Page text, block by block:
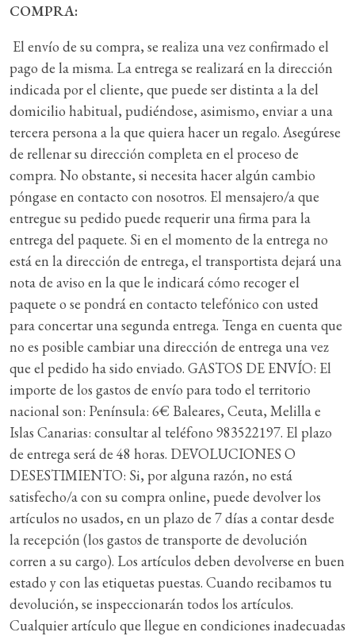
COMPRA:
El envío de su compra, se realiza una vez confirmado el
pago de la misma. La entrega se realizará en la dirección
indicada por el cliente, que puede ser distinta a la del
domicilio habitual, pudiéndose, asimismo, enviar a una
tercera persona a la que quiera hacer un regalo. Asegúrese
de rellenar su dirección completa en el proceso de
compra. No obstante, si necesita hacer algún cambio
póngase en contacto con nosotros. El mensajero/a que
entregue su pedido puede requerir una firma para la
entrega del paquete. Si en el momento de la entrega no
está en la dirección de entrega, el transportista dejará una
nota de aviso en la que le indicará cómo recoger el
paquete o se pondrá en contacto telefónico con usted
para concertar una segunda entrega. Tenga en cuenta que
no es posible cambiar una dirección de entrega una vez
que el pedido ha sido enviado. GASTOS DE ENVÍO: El
importe de los gastos de envío para todo el territorio
nacional son: Península: 6€ Baleares, Ceuta, Melilla e
Islas Canarias: consultar al teléfono 983522197. El plazo
de entrega será de 48 horas. DEVOLUCIONES O
DESESTIMIENTO: Si, por alguna razón, no está
satisfecho/a con su compra online, puede devolver los
artículos no usados, en un plazo de 7 días a contar desde
la recepción (los gastos de transporte de devolución
corren a su cargo). Los artículos deben devolverse en buen
estado y con las etiquetas puestas. Cuando recibamos tu
devolución, se inspeccionarán todos los artículos.
Cualquier artículo que llegue en condiciones inadecuadas